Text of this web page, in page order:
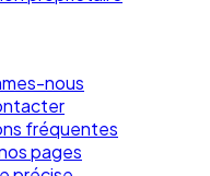
nous
fréquentes
pages